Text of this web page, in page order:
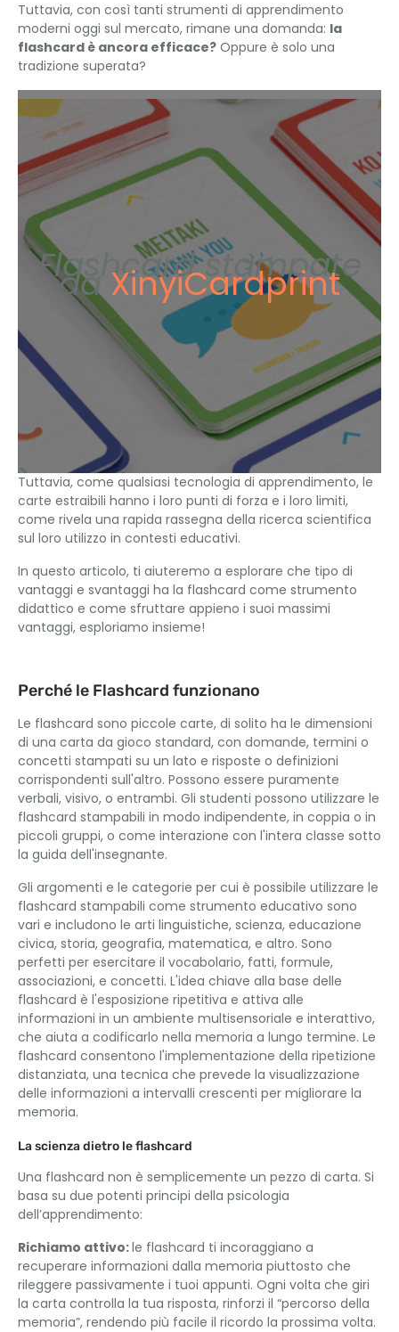
Tuttavia, con così tanti strumenti di apprendimento
moderni oggi sul mercato, rimane una domanda: la
flashcard è ancora efficace? Oppure è solo una
tradizione superata?
Flashcard stampate
daXinyiCardprint
Tuttavia, come qualsiasi tecnologia di apprendimento, le
carte estraibili hanno i loro punti di forza e i loro limiti,
come rivela una rapida rassegna della ricerca scientifica
sul loro utilizzo in contesti educativi.
In questo articolo, ti aiuteremo a esplorare che tipo di
vantaggi e svantaggi ha la flashcard come strumento
didattico e come sfruttare appieno i suoi massimi
vantaggi, esploriamo insieme!
Perché le Flashcard funzionano
Le flashcard sono piccole carte, di solito ha le dimensioni
di una carta da gioco standard, con domande, termini o
concetti stampati su un lato e risposte o definizioni
corrispondenti sull'altro. Possono essere puramente
verbali, visivo, o entrambi. Gli studenti possono utilizzare le
flashcard stampabili in modo indipendente, in coppia o in
piccoli gruppi, o come interazione con l'intera classe sotto
la guida dell'insegnante.
Gli argomenti e le categorie per cui è possibile utilizzare le
flashcard stampabili come strumento educativo sono
vari e includono le arti linguistiche, scienza, educazione
civica, storia, geografia, matematica, e altro. Sono
perfetti per esercitare il vocabolario, fatti, formule,
associazioni, e concetti. L'idea chiave alla base delle
flashcard è l'esposizione ripetitiva e attiva alle
informazioni in un ambiente multisensoriale e interattivo,
che aiuta a codificarlo nella memoria a lungo termine. Le
flashcard consentono l'implementazione della ripetizione
distanziata, una tecnica che prevede la visualizzazione
delle informazioni a intervalli crescenti per migliorare la
memoria.
La scienza dietro le flashcard
Una flashcard non è semplicemente un pezzo di carta. Si
basa su due potenti principi della psicologia
dell’apprendimento:
Richiamo attivo:le flashcard ti incoraggiano a
recuperare informazioni dalla memoria piuttosto che
rileggere passivamente i tuoi appunti. Ogni volta che giri
la carta controlla la tua risposta, rinforzi il “percorso della
memoria”, rendendo più facile il ricordo la prossima volta.